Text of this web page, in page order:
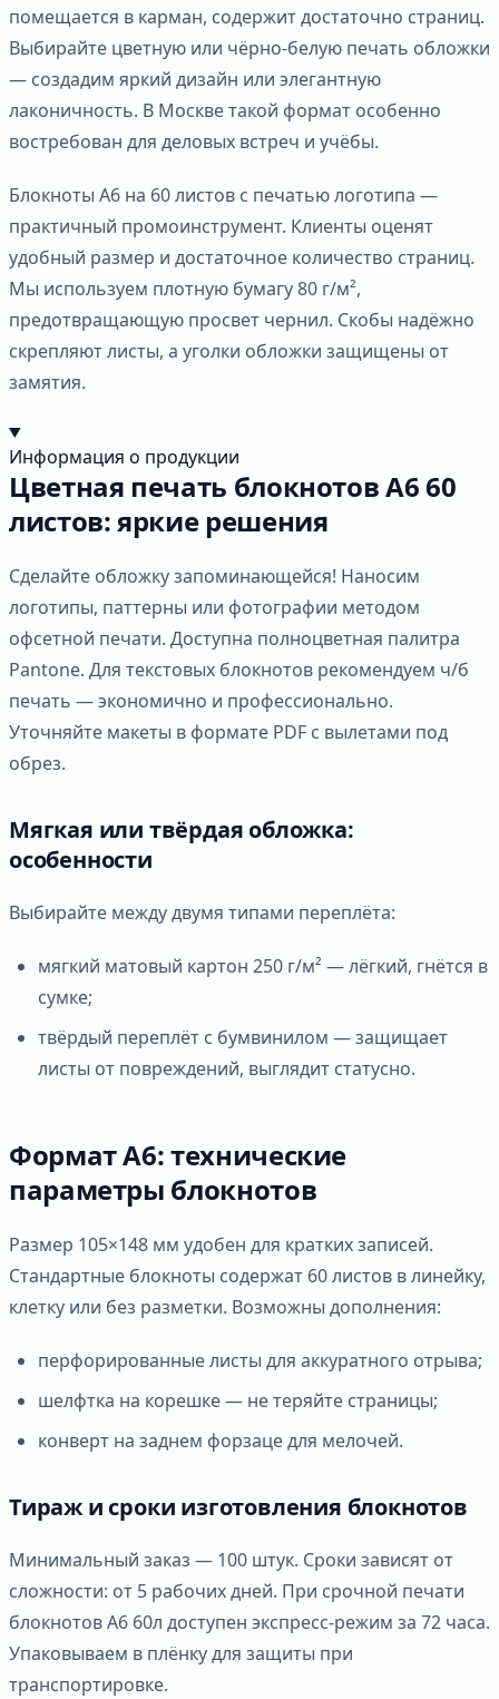
помещается в карман, содержит достаточно страниц.
Выбирайте цветную или чёрно-белую печать обложки
— создадим яркий дизайн или элегантную
лаконичность. В Москве такой формат особенно
востребован для деловых встреч и учёбы.
Блокноты А6 на 60 листов с печатью логотипа —
практичный промоинструмент. Клиенты оценят
удобный размер и достаточное количество страниц.
Мы используем плотную бумагу 80 г/м²,
предотвращающую просвет чернил. Скобы надёжно
скрепляют листы, а уголки обложки защищены от
замятия.
Информация о продукции
Цветная печать блокнотов А6 60
листов: яркие решения
Сделайте обложку запоминающейся! Наносим
логотипы, паттерны или фотографии методом
офсетной печати. Доступна полноцветная палитра
Pantone. Для текстовых блокнотов рекомендуем ч/б
печать — экономично и профессионально.
Уточняйте макеты в формате PDF с вылетами под
обрез.
Мягкая или твёрдая обложка:
особенности
Выбирайте между двумя типами переплёта:
мягкий матовый картон 250 г/м² — лёгкий, гнётся в
сумке;
твёрдый переплёт с бумвинилом — защищает
листы от повреждений, выглядит статусно.
Формат А6: технические
параметры блокнотов
Размер 105×148 мм удобен для кратких записей.
Стандартные блокноты содержат 60 листов в линейку,
клетку или без разметки. Возможны дополнения:
перфорированные листы для аккуратного отрыва;
шелфтка на корешке — не теряйте страницы;
конверт на заднем форзаце для мелочей.
Тираж и сроки изготовления блокнотов
Минимальный заказ — 100 штук. Сроки зависят от
сложности: от 5 рабочих дней. При срочной печати
блокнотов А6 60л доступен экспресс-режим за 72 часа.
Упаковываем в плёнку для защиты при
транспортировке.